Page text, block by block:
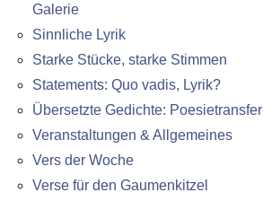
Galerie
Sinnliche Lyrik
Starke Stücke, starke Stimmen
Statements: Quo vadis, Lyrik?
Übersetzte Gedichte: Poesietransfer
Veranstaltungen & Allgemeines
Vers der Woche
Verse für den Gaumenkitzel